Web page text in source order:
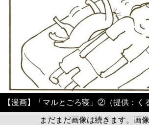
【漫画】「マルとごろ寝」②（提供：く
まだまだ画像は続きます。画像